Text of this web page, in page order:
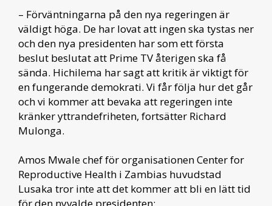
– Förväntningarna på den nya regeringen är
väldigt höga. De har lovat att ingen ska tystas ner
och den nya presidenten har som ett första
beslut beslutat att Prime TV återigen ska få
sända. Hichilema har sagt att kritik är viktigt för
en fungerande demokrati. Vi får följa hur det går
och vi kommer att bevaka att regeringen inte
kränker yttrandefriheten, fortsätter Richard
Mulonga.
Amos Mwale chef för organisationen Center for
Reproductive Health i Zambias huvudstad
Lusaka tror inte att det kommer att bli en lätt tid
för den nyvalde presidenten: